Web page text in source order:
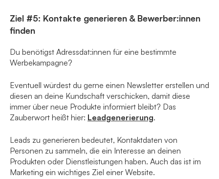
Ziel #5: Kontakte generieren & Bewerber:innen
finden
Du benötigst Adressdat:innen für eine bestimmte
Werbekampagne?
Eventuell würdest du gerne einen Newsletter erstellen und
diesen an deine Kundschaft verschicken, damit diese
immer über neue Produkte informiert bleibt? Das
Zauberwort heißt hier: Leadgenerierung.
Leads zu generieren bedeutet, Kontaktdaten von
Personen zu sammeln, die ein Interesse an deinen
Produkten oder Dienstleistungen haben. Auch das ist im
Marketing ein wichtiges Ziel einer Website.